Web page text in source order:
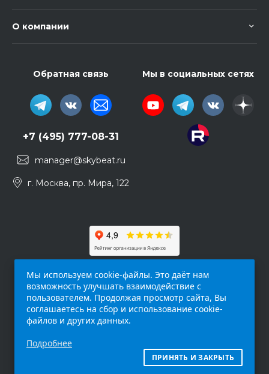
О компании
Обратная связь
+7 (495) 777-08-31
manager@skybeat.ru
г. Москва, пр. Мира, 122
Мы в социальных сетях
интернет-сайт (
исключительно информационный характер и
ни при каких условиях не является публичной
Мы используем cookie-файлы. Это даёт нам
возможность улучшать взаимодействие с
пользователем. Продолжая просмотр сайта, Вы
соглашаетесь на сбор и использование cookie-
файлов и других данных.
Подробнее
ПРИНЯТЬ И ЗАКРЫТЬ